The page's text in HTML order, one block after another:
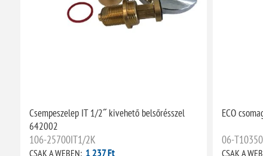
Csempeszelep IT 1/2˝ kivehető belsőrésszel
642002
106-25700IT1/2K
CSAK A WEBEN: 1 237 Ft
ECO
06-
CSAK A